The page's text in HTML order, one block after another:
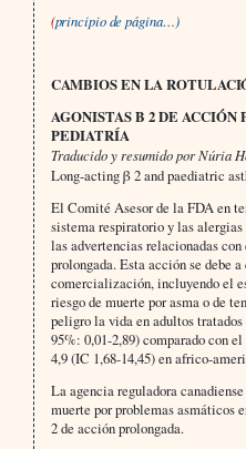
(principio de página…)
CAMBIOS EN LA
AGONISTAS Β 2 DE ACCIÓN
PEDIATRÍA
Traducido y resumido por Núria
Long-acting β 2 and paediatric
El Comité Asesor de la FDA en
sistema respiratorio y las
las advertencias relacionadas
prolongada. Esta acción se debe
comercialización, incluyendo el
riesgo de muerte por asma o de
peligro la vida en adultos
95%: 0,01-2,89) comparado con
4,9 (IC 1,68-14,45) en africo-
La agencia reguladora
muerte por problemas asmáticos
2 de acción prolongada.